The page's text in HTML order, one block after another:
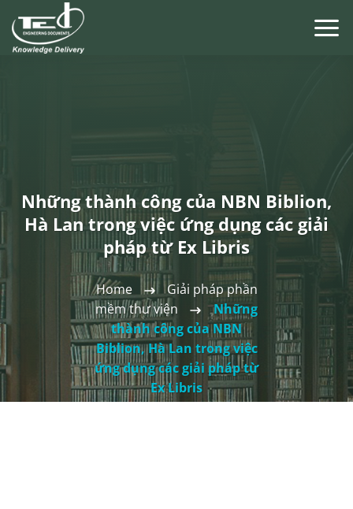
đến
nội
Những thành công của NBN Biblion,
Hà Lan trong việc ứng dụng các giải
pháp từ Ex Libris
Home
Giải pháp phần
mềm thư viện
Những
thành công của NBN
Biblion, Hà Lan trong việc
ứng dụng các giải pháp từ
Ex Libris